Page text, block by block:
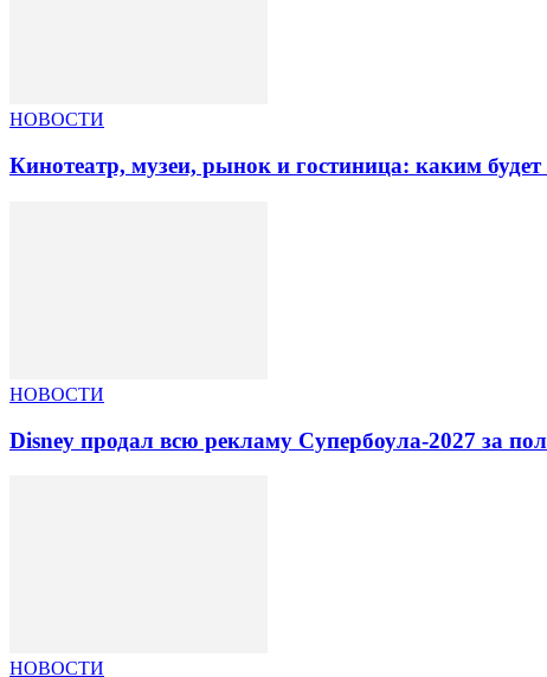
НОВОСТИ
Кинотеатр, музеи, рынок и гостиница: каким
НОВОСТИ
Disney продал всю рекламу Супербоула-2027 за
НОВОСТИ